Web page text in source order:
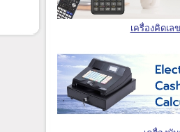
เครื่องคิดเล